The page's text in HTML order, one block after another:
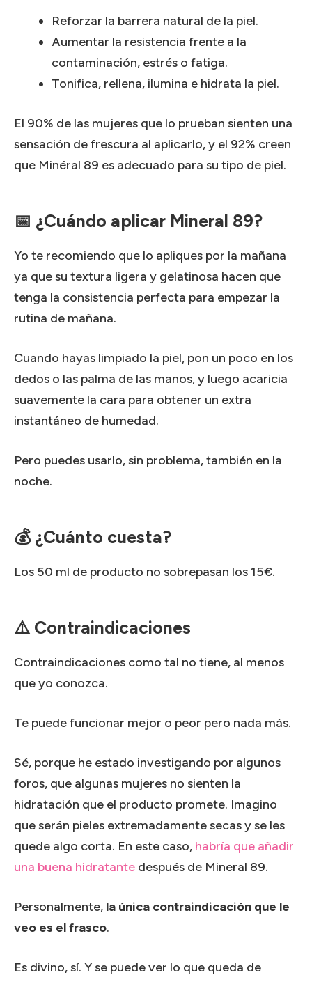
Reforzar la barrera natural de la piel.
Aumentar la resistencia frente a la
contaminación, estrés o fatiga.
Tonifica, rellena, ilumina e hidrata la piel.
El 90% de las mujeres que lo prueban sienten una
sensación de frescura al aplicarlo, y el 92% creen
que Minéral 89 es adecuado para su tipo de piel.
📅 ¿Cuándo aplicar Mineral 89?
Yo te recomiendo que lo apliques por la mañana
ya que su textura ligera y gelatinosa hacen que
tenga la consistencia perfecta para empezar la
rutina de mañana.
Cuando hayas limpiado la piel, pon un poco en los
dedos o las palma de las manos, y luego acaricia
suavemente la cara para obtener un extra
instantáneo de humedad.
Pero puedes usarlo, sin problema, también en la
noche.
💰 ¿Cuánto cuesta?
Los 50 ml de producto no sobrepasan los 15€.
⚠️ Contraindicaciones
Contraindicaciones como tal no tiene, al menos
que yo conozca.
Te puede funcionar mejor o peor pero nada más.
Sé, porque he estado investigando por algunos
foros, que algunas mujeres no sienten la
hidratación que el producto promete. Imagino
que serán pieles extremadamente secas y se les
quede algo corta. En este caso, habría que añadir
una buena hidratante después de Mineral 89.
Personalmente, la única contraindicación que le
veo es el frasco.
Es divino, sí. Y se puede ver lo que queda de